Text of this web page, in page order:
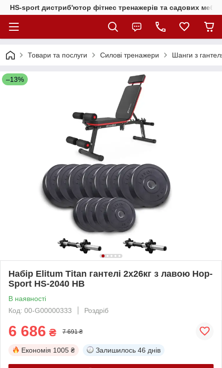
HS-sport дистриб'ютор фітнес тренажерів та садових
Товари та послуги Силові тренажери Шанги з
–13%
Набір Elitum Titan гантелі 2х26кг з лавою Hop-
Sport HS-2040 НВ
В наявності
Код: 00-G00000333
Роздріб
6 686 ₴ 7 691 ₴
Економія 1005 ₴ Залишилось 46 днів